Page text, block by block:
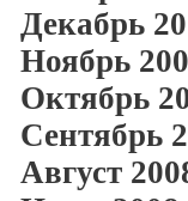
Декабрь
Ноябрь
Октябрь
Сентябрь
Август